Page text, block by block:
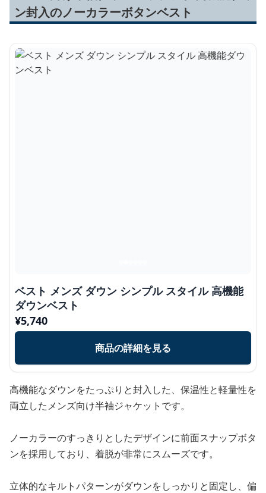
ン封入のノーカラーボタンベスト
ベスト メンズ ダウン シンプル スタイル 高機能
ダウンベスト
¥5,740
商品の詳細を見る
高機能なダウンをたっぷりと封入した、保温性と軽量性を
両立したメンズ向け半袖ジャケットです。
ノーカラーのすっきりとしたデザインに前面スナップボタ
ンを採用しており、着脱が非常にスムーズです。
立体的なキルトパターンがダウンをしっかりと固定し、偏